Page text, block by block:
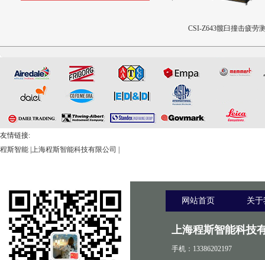
CSI-Z643髋臼撞击疲劳
友情链接:
程斯智能 上海程斯智能科技有限公司
网站首页 关
上海程斯智能科技
手机：13386202197